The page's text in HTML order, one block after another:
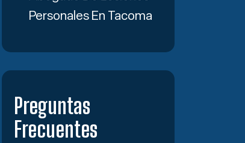
Personales En Tacoma
Preguntas
Frecuentes